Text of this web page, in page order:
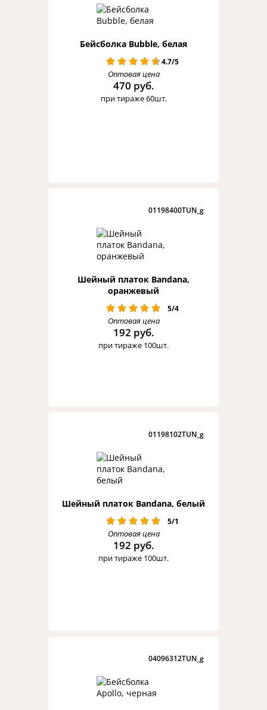
Бейсболка Bubble, белая
4.7/5
Оптовая цена
470 руб.
при тираже 60шт.
01198400TUN_g
Шейный платок Bandana,
оранжевый
5/4
Оптовая цена
192 руб.
при тираже 100шт.
01198102TUN_g
Шейный платок Bandana, белый
5/1
Оптовая цена
192 руб.
при тираже 100шт.
04096312TUN_g